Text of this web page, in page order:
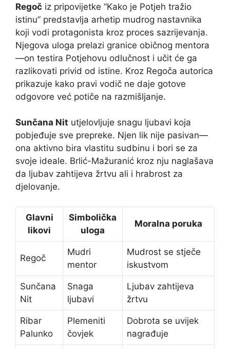
Regoč iz pripovijetke “Kako je Potjeh tražio
istinu” predstavlja arhetip mudrog nastavnika
koji vodi protagonista kroz proces sazrijevanja.
Njegova uloga prelazi granice običnog mentora
—on testira Potjehovu odlučnost i učit će ga
razlikovati privid od istine. Kroz Regoča autorica
prikazuje kako pravi vodič ne daje gotove
odgovore već potiče na razmišljanje.
Sunčana Nit utjelovljuje snagu ljubavi koja
pobjeđuje sve prepreke. Njen lik nije pasivan—
ona aktivno bira vlastitu sudbinu i bori se za
svoje ideale. Brlić-Mažuranić kroz nju naglašava
da ljubav zahtijeva žrtvu ali i hrabrost za
djelovanje.
Glavni
likovi
Simbolička
uloga
Moralna poruka
Regoč
Mudri
mentor
Mudrost se stječe
iskustvom
Sunčana
Nit
Snaga
ljubavi
Ljubav zahtijeva
žrtvu
Ribar
Palunko
Plemeniti
čovjek
Dobrota se uvijek
nagrađuje